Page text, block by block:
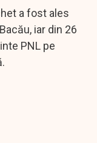
a fost ales
iar din 26
PNL pe